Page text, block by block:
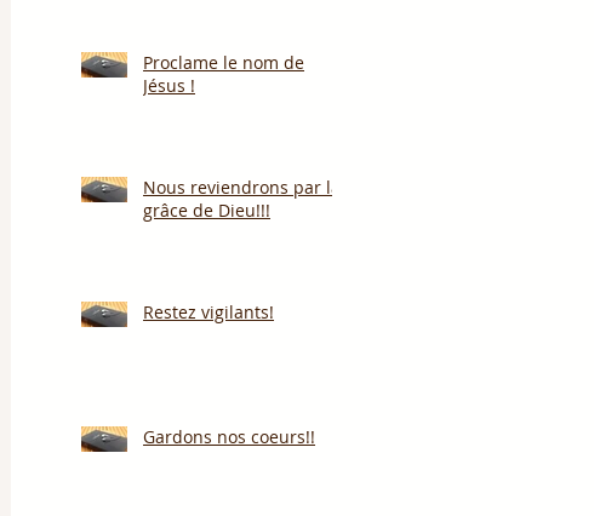
Proclame le nom de
Jésus !
Nous reviendrons par la
grâce de Dieu!!!
Restez vigilants!
Gardons nos coeurs!!